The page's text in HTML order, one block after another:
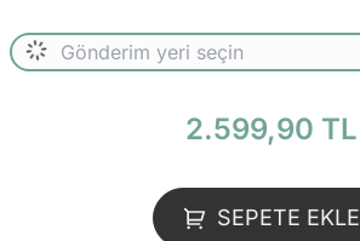
2.599,90 TL
SEPETE EKLE